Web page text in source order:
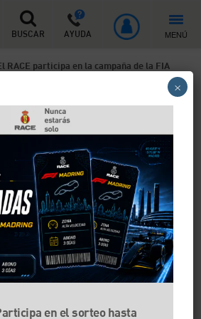
BUSCAR AYUDA MENÚ
RACE participa en la campaña de la FIA
tecnologías de seguridad en los vehículos
en la
la FIA para
sobre las
de seguridad en
en el sorteo hasta
×